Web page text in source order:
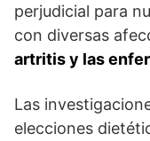
perjudicial para
con diversas
artritis y las
Las
elecciones